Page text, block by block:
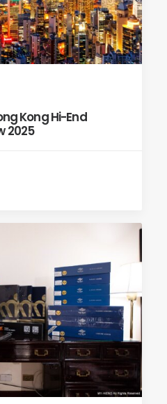
Kong Hi-End
2025